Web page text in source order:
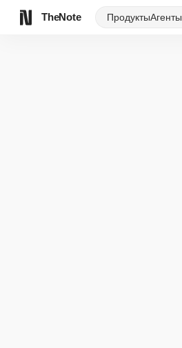
TheNote ПродуктыАгенты